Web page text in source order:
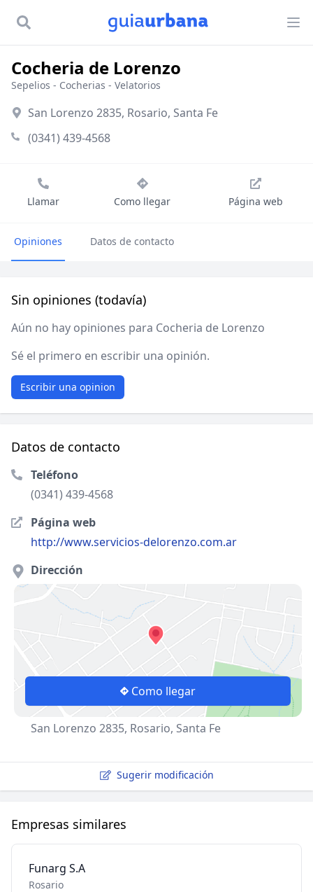
Cocheria de Lorenzo
Sepelios - Cocherias - Velatorios
San Lorenzo 2835, Rosario, Santa Fe
(0341) 439-4568
Llamar Como llegar Página web
Opiniones Datos de contacto
Sin opiniones (todavía)
Aún no hay opiniones para Cocheria de Lorenzo
Sé el primero en escribir una opinión.
Escribir una opinion
Datos de contacto
Teléfono
(0341) 439-4568
Página web
http://www.servicios-delorenzo.com.ar
Dirección
Como llegar
San Lorenzo 2835, Rosario, Santa Fe
Sugerir modificación
Empresas similares
Funarg S.A
Rosario